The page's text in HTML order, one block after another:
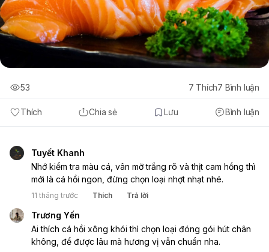
Thích Chia sẻ Lưu Bình luận
53 7 Thích7 Bình luận
Tuyết Khanh
Nhớ kiểm tra màu cá, vân mỡ trắng rõ và thịt cam hồng thì
mới là cá hồi ngon, đừng chọn loại nhợt nhạt nhé.
11 tháng trước Thích Trả lời
Trương Yến
Ai thích cá hồi xông khói thì chọn loại đóng gói hút chân
không, để được lâu mà hương vị vẫn chuẩn nha.